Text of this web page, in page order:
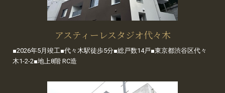
アスティーレスタジオ代々木
■2026年5月竣工■代々木駅徒歩5分■総戸数14戸■東京都渋谷区代々
木1-2-2■地上8階 RC造